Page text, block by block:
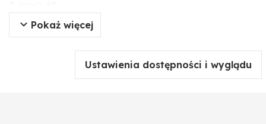
E (mm): 61
B (mm): 150
Pokaż więcej
Ustawienia dostępności i wyglądu